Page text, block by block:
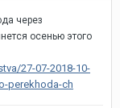
через
осенью этого
27-07-2018-10-
perekhoda-ch